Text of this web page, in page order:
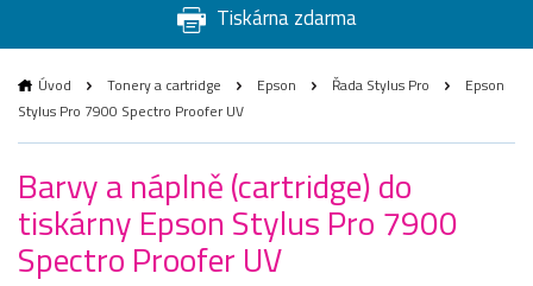
Tiskárna zdarma
Úvod Tonery a cartridge Epson Řada Stylus Pro
Epson
Stylus Pro 7900 Spectro Proofer UV
Barvy a náplně (cartridge) do
tiskárny Epson Stylus Pro 7900
Spectro Proofer UV